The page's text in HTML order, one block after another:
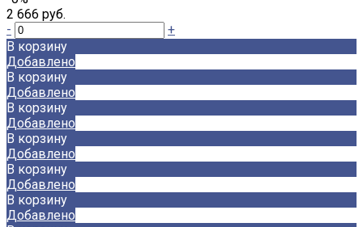
2 666 руб.
-
+
В корзину
Добавлено
В корзину
Добавлено
В корзину
Добавлено
В корзину
Добавлено
В корзину
Добавлено
В корзину
Добавлено